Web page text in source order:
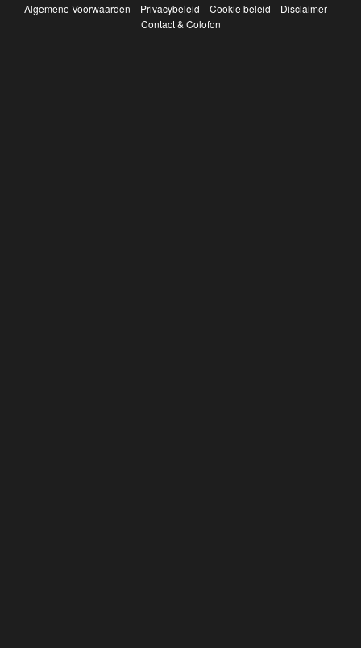
Algemene Voorwaarden Privacybeleid Cookie beleid
Disclaimer
Contact & Colofon